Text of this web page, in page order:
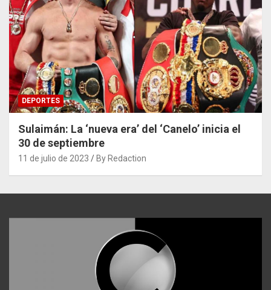
DEPORTES
Sulaimán: La ‘nueva era’ del ‘Canelo’ inicia el
30 de septiembre
11 de julio de 2023 By Redaction